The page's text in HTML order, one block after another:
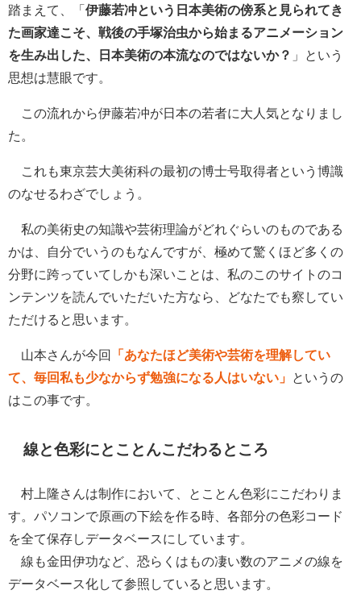
踏まえて、「 伊藤若冲という日本美術の傍系と見られてき
た画家達こそ、戦後の手塚治虫から始まるアニメーション
を生み出した、日本美術の本流なのではないか？ 」という
思想は慧眼です。
この流れから伊藤若冲が日本の若者に大人気となりまし
た。
これも東京芸大美術科の最初の博士号取得者という博識
のなせるわざでしょう。
私の美術史の知識や芸術理論がどれぐらいのものである
かは、自分でいうのもなんですが、極めて驚くほど多くの
分野に跨っていてしかも深いことは、私のこのサイトのコ
ンテンツを読んでいただいた方なら、どなたでも察してい
ただけると思います。
山本さんが今回
「あなたほど美術や芸術を理解してい
て、毎回私も少なからず勉強になる人はいない」
というの
はこの事です。
線と色彩にとことんこだわるところ
村上隆さんは制作において、とことん色彩にこだわりま
す。パソコンで原画の下絵を作る時、各部分の色彩コード
を全て保存しデータベースにしています。
線も金田伊功など、恐らくはもの凄い数のアニメの線を
データベース化して参照していると思います。